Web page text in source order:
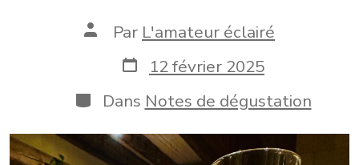
Auteur
publication
Par L'amateur éclairé
Date
de
publication
12 février 2025
Catégories
Dans Notes de dégustation